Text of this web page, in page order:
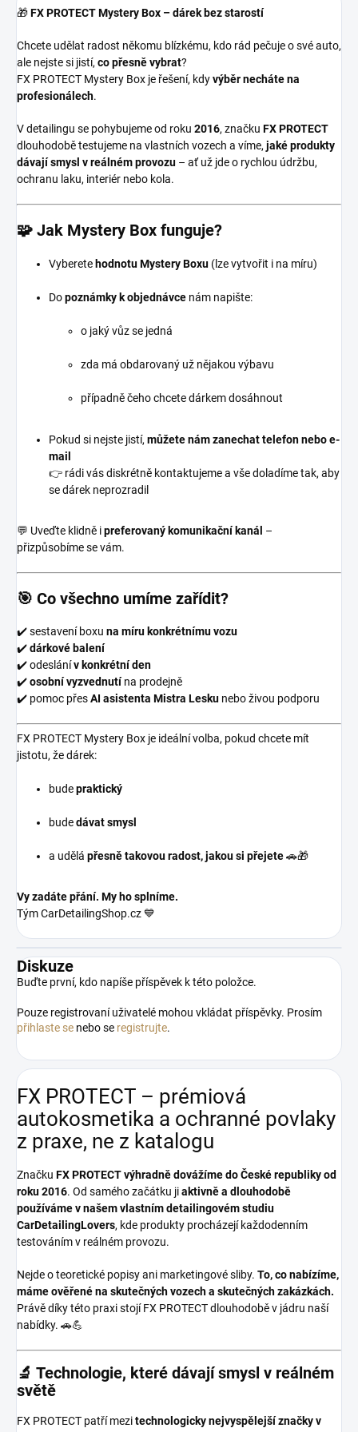
🎁FX PROTECT Mystery Box – dárek bez starostí
Chcete udělat radost někomu blízkému, kdo rád pečuje o své auto,
ale nejste si jistí, co přesně vybrat?
FX PROTECT Mystery Box je řešení, kdyvýběr necháte na
profesionálech.
V detailingu se pohybujeme od roku 2016, značku FX PROTECT
dlouhodobě testujeme na vlastních vozech a víme, jaké produkty
dávají smysl v reálném provozu – ať už jde o rychlou údržbu,
ochranu laku, interiér nebo kola.
🧩 Jak Mystery Box funguje?
Vyberete hodnotu Mystery Boxu (lze vytvořit i na míru)
Dopoznámky k objednávce nám napište:
o jaký vůz se jedná
zda má obdarovaný už nějakou výbavu
případně čeho chcete dárkem dosáhnout
Pokud si nejste jistí, můžete nám zanechat telefon nebo e-
mail
👉 rádi vás diskrétně kontaktujeme a vše doladíme tak, aby
se dárek neprozradil
💬 Uveďte klidně ipreferovaný komunikační kanál –
přizpůsobíme se vám.
🎯 Co všechno umíme zařídit?
✔️ sestavení boxu na míru konkrétnímu vozu
✔️dárkové balení
✔️ odeslánív konkrétní den
✔️osobní vyzvednutína prodejně
✔️ pomoc přesAI asistenta Mistra Lesku nebo živou podporu
FX PROTECT Mystery Box je ideální volba, pokud chcete mít
jistotu, že dárek:
budepraktický
budedávat smysl
a udělá přesně takovou radost, jakou si přejete🚗🎁
Vy zadáte přání. My ho splníme.
Tým CarDetailingShop.cz 💙
Diskuze
Buďte první, kdo napíše příspěvek k této položce.
Pouze registrovaní uživatelé mohou vkládat příspěvky. Prosím
přihlaste se nebo se registrujte.
FX PROTECT – prémiová
autokosmetika a ochranné povlaky
z praxe, ne z katalogu
Značku FX PROTECTvýhradně dovážíme do České republiky od
roku 2016. Od samého začátku jiaktivně a dlouhodobě
používáme v našem vlastním detailingovém studiu
CarDetailingLovers, kde produkty procházejí každodenním
testováním v reálném provozu.
Nejde o teoretické popisy ani marketingové sliby. To, co nabízíme,
máme ověřené na skutečných vozech a skutečných zakázkách.
Právě díky této praxi stojí FX PROTECT dlouhodobě v jádru naší
nabídky. 🚗💪
🔬 Technologie, které dávají smysl v reálném
světě
FX PROTECT patří mezitechnologicky nejvyspělejší značky v